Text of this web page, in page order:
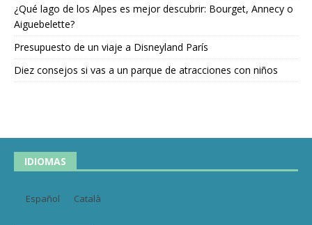
¿Qué lago de los Alpes es mejor descubrir: Bourget, Annecy o
Aiguebelette?
Presupuesto de un viaje a Disneyland París
Diez consejos si vas a un parque de atracciones con niños
IDIOMAS
Español Català